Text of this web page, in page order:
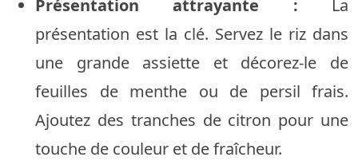
Présentation attrayante : La
présentation est la clé. Servez le riz dans
une grande assiette et décorez-le de
feuilles de menthe ou de persil frais.
Ajoutez des tranches de citron pour une
touche de couleur et de fraîcheur.